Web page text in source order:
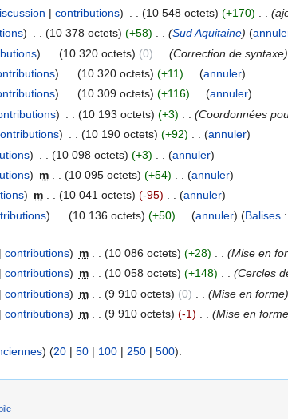
| contributions) (10 548 octets) (+170)
) (10 378 octets) (+58) (Sud Aquitaine) (
) (10 320 octets) (0) (Correction de syntaxe)
) (10 320 octets) (+11) (annuler)
) . . (10 309 octets) (+116) . . (annuler)
) (10 193 octets) (+3) (Coordonnées
) (10 190 octets) (+92) (annuler)
) (10 098 octets) (+3) (annuler)
) m (10 095 octets) (+54) (annuler)
) m . . (10 041 octets) (-95) . . (annuler)
) (10 136 octets) (+50) (annuler) (Balises:
| contributions) m (10 086 octets) (+28) (Mise en
| contributions) m . . (10 058 octets) (+148) . . (Cercles
| contributions) m (9 910 octets) (0) (Mise en forme)
| contributions) m . . (9 910 octets) (-1) . . (Mise en
) (20 | 50 | 100 | 250 | 500).